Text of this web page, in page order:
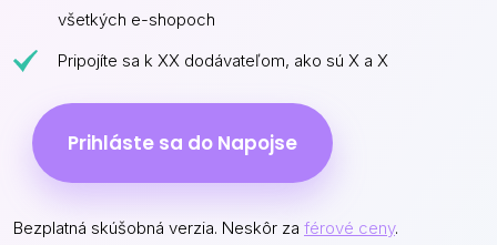
všetkých e-shopoch
Pripojíte sa k XX dodávateľom, ako sú X a X
Prihláste sa do Napojse
Bezplatná skúšobná verzia. Neskôr za férové ceny.